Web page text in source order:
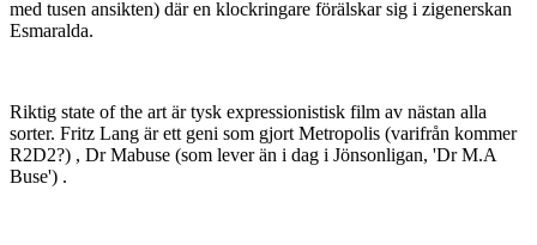
med tusen ansikten) där en klockringare förälskar sig i zigenerskan
Esmaralda.
Riktig state of the art är tysk expressionistisk film av nästan alla
sorter. Fritz Lang är ett geni som gjort Metropolis (varifrån kommer
R2D2?) , Dr Mabuse (som lever än i dag i Jönsonligan, 'Dr M.A
Buse') .